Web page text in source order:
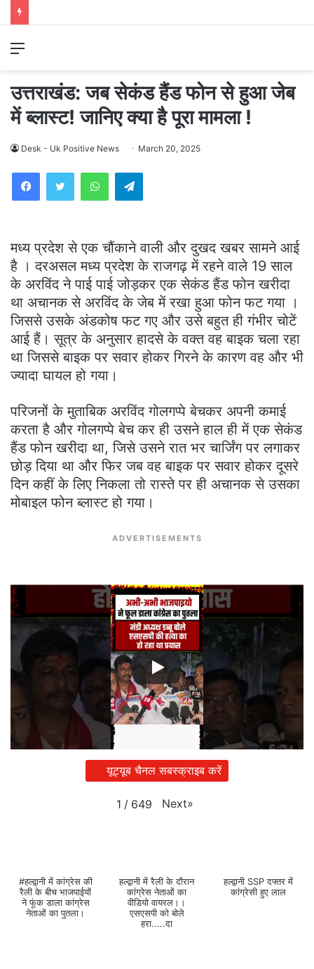
Menu
उत्तराखंड: जब सेकंड हैंड फोन से हुआ जेब
में ब्लास्ट! जानिए क्या है पूरा मामला !
Desk - Uk Positive News March 20, 2025
WhatsAppTelegram
मध्य प्रदेश से एक चौंकाने वाली और दुखद खबर सामने आई
है । दरअसल मध्य प्रदेश के राजगढ़ में रहने वाले 19 साल
के अरविंद ने पाई पाई जोड़कर एक सेकंड हैंड फोन खरीदा
था अचानक से अरविंद के जेब में रखा हुआ फोन फट गया ।
जिससे उसके अंडकोष फट गए और उसे बहुत ही गंभीर चोटें
आई हैं। सूत्र के अनुसार हादसे के वक्त वह बाइक चला रहा
था जिससे बाइक पर सवार होकर गिरने के कारण वह और भी
ज्यादा घायल हो गया।
परिजनों के मुताबिक अरविंद गोलगप्पे बेचकर अपनी कमाई
करता है और गोलगप्पे बेच कर ही उसने हाल ही में एक सेकंड
हैंड फोन खरीदा था, जिसे उसने रात भर चार्जिंग पर लगाकर
छोड़ दिया था और फिर जब वह बाइक पर सवार होकर दूसरे
दिन कहीं के लिए निकला तो रास्ते पर ही अचानक से उसका
मोबाइल फोन ब्लास्ट हो गया।
ADVERTISEMENTS
यूट्यूब चैनल सबस्क्राइब करें
1 / 649 Next»
#हल्द्वानी में कांग्रेस की
रैली के बीच भाजपाईयों
ने फूंक डाला कांग्रेस
नेताओं का पुतला।
हल्द्वानी में रैली के दौरान
कांग्रेस नेताओं का
वीडियो वायरल।।
एसएसपी को बोले
हरा.....दा
हल्द्वानी SSP दफ्तर में
कांग्रेसी हुए लाल